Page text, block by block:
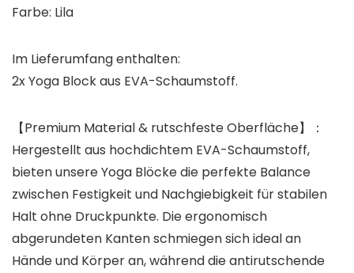
Farbe: Lila
Im Lieferumfang enthalten:
2x Yoga Block aus EVA-Schaumstoff.
【Premium Material & rutschfeste Oberfläche】：
Hergestellt aus hochdichtem EVA-Schaumstoff,
bieten unsere Yoga Blöcke die perfekte Balance
zwischen Festigkeit und Nachgiebigkeit für stabilen
Halt ohne Druckpunkte. Die ergonomisch
abgerundeten Kanten schmiegen sich ideal an
Hände und Körper an, während die antirutschende